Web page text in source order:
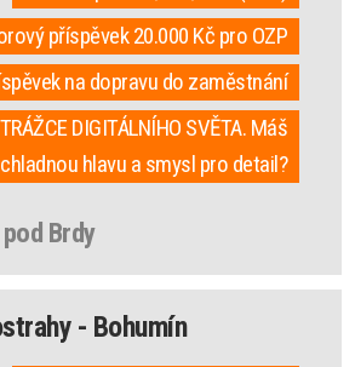
příspěvek 20.000 Kč pro OZP
na dopravu do zaměstnání
DIGITÁLNÍHO SVĚTA. Máš
hlavu a smysl pro detail?
Brdy
- Bohumín